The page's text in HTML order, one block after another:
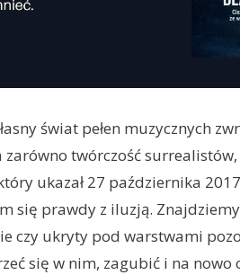
świat pełen muzycznych
zarówno twórczość
ukazał 27 października
się prawdy z iluzją.
czy ukryty pod warstwami
się w nim, zagubić i na nowo